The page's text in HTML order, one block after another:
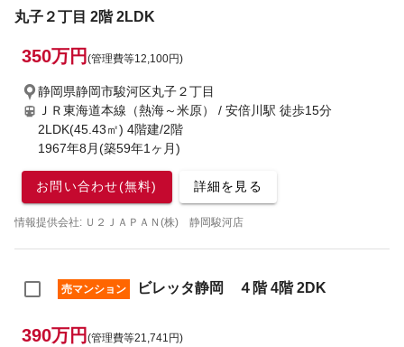
丸子２丁目 2階 2LDK
350万円 (管理費等12,100円)
静岡県静岡市駿河区丸子２丁目
ＪＲ東海道本線（熱海～米原） / 安倍川駅 徒歩15分
2LDK(45.43㎡) 4階建/2階
1967年8月(築59年1ヶ月)
お問い合わせ(無料) 詳細を見る
情報提供会社: Ｕ２ＪＡＰＡＮ(株) 静岡駿河店
売マンション ビレッタ静岡 ４階 4階 2DK
390万円 (管理費等21,741円)